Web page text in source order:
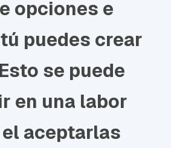
opciones e
tú puedes crear
se puede
en una labor
aceptarlas